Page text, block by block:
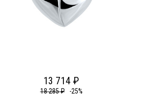
13 714 ₽
18 285 ₽ -25%